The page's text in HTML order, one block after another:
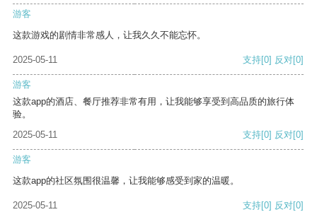
游客
这款游戏的剧情非常感人，让我久久不能忘怀。
2025-05-11 支持[0] 反对[0]
游客
这款app的酒店、餐厅推荐非常有用，让我能够享受到高品质的旅行体
验。
2025-05-11
支持[0] 反对[0]
游客
这款app的社区氛围很温馨，让我能够感受到家的温暖。
2025-05-11 支持[0] 反对[0]